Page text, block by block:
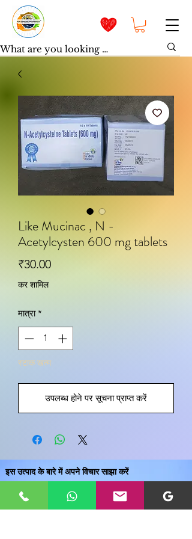
Like Mucinac , N -
Acetylcysten 600 mg tablets
₹30.00मूल्य
कर शामिल
मात्रा *
स्टाक खत्म
उपलब्ध होने पर सूचना प्राप्त करें
इस उत्पाद के बारे में अपने विचार साझा करें